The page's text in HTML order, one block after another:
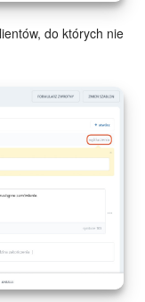
do których nie